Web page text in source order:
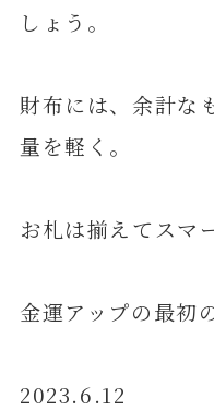
しょう。
財布には、余計な
量を軽く。
お札は揃えてスマ
金運アップの最初
2023.6.12